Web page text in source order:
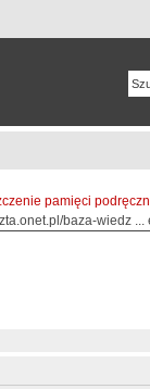
pamięci
baza-wiedz ...